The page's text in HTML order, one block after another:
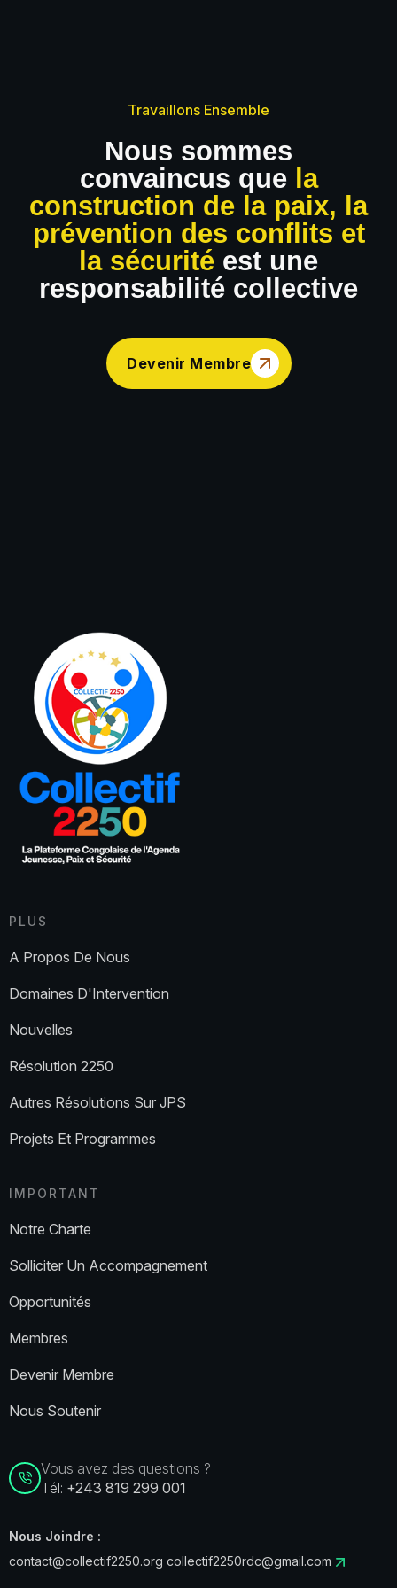
Travaillons Ensemble
Nous sommes
convaincus que la
construction de la paix, la
prévention des conflits et
la sécurité est une
responsabilité collective
Devenir Membre
PLUS
A Propos De Nous
Domaines D'Intervention
Nouvelles
Résolution 2250
Autres Résolutions Sur JPS
Projets Et Programmes
IMPORTANT
Notre Charte
Solliciter Un Accompagnement
Opportunités
Membres
Devenir Membre
Nous Soutenir
Vous avez des questions ?
Tél: +243 819 299 001
Nous Joindre :
contact@collectif2250.org collectif2250rdc@gmail.com